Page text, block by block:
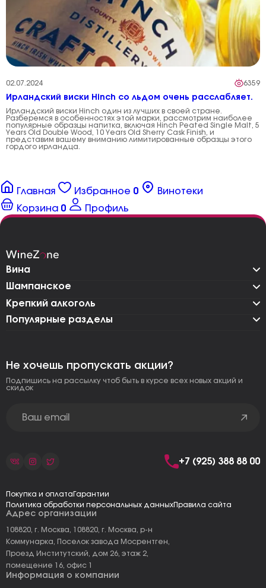
02.07.2024 6359
Ирландский виски Hinch со льдом очень расслабляет.
Ирландский виски Hinch один из лучших в своей стране.
Разберемся в особенностях этой марки, рассмотрим наиболее
популярные образцы напитка, включая Hinch Peated Single Malt, 5
Years Old Double Wood, 10 Years Old Sherry Cask Finish, и
представим вашему вниманию лимитированные образцы этого
гордого ирландца.
Главная Избранное 0
Винотеки
Корзина 0 Профиль
Вина
Шампанское
Крепкий алкоголь
Популярные разделы
Адрес организации
108820, г. Москва, 108820, г. Москва, р-н
Коммунарка, Поселок завода Мосрентген,
Проезд Институтский, дом 26, этаж 2,
помещение 16, офис 1
Информация о компании
Не хочешь пропускать акции?
Подпишись на рассылку чтоб быть в курсе всех новых акций и
скидок
+7 (925) 388 88 00
Покупка и оплата Гарантии
Политика обработки персональных данныхПравила сайта